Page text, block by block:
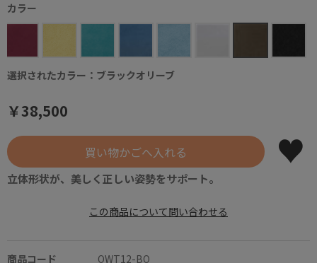
立体形状が、美しく正しい姿勢をサポート。
￥38,500
商品コード OWT12-BO
カラー
選択されたカラー：ブラックオリーブ
この商品について問い合わせる